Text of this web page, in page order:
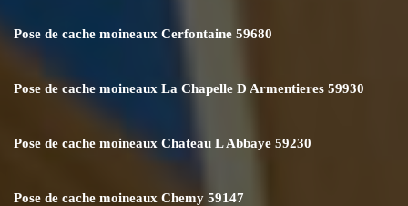
Pose de cache moineaux Cerfontaine 59680
Pose de cache moineaux La Chapelle D Armentieres 59930
Pose de cache moineaux Chateau L Abbaye 59230
Pose de cache moineaux Chemy 59147